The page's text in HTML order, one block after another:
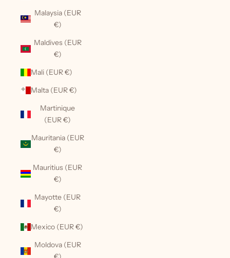
Malaysia (EUR
€)
Maldives (EUR
€)
Mali (EUR €)
Malta (EUR €)
Martinique
(EUR €)
Mauritania (EUR
€)
Mauritius (EUR
€)
Mayotte (EUR
€)
Mexico (EUR €)
Moldova (EUR